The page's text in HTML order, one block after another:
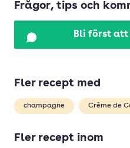
Frågor, tips och
Bli först att
Fler recept med
champagne Crème de
Fler recept inom